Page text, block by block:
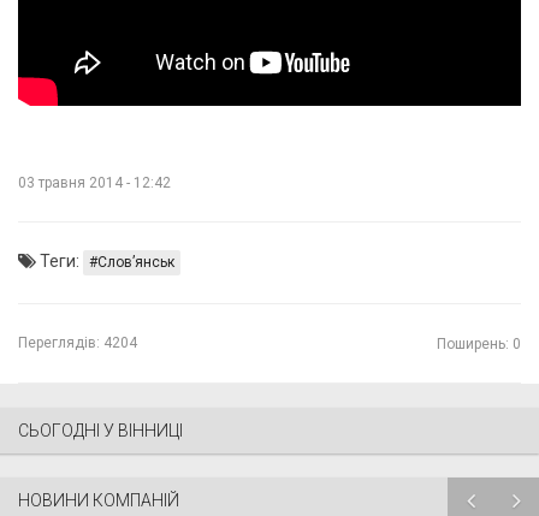
03 травня 2014 - 12:42
Теги: Слов’янськ
Переглядів: 4204 Поширень: 0
СЬОГОДНІ У ВІННИЦІ
НОВИНИ КОМПАНІЙ